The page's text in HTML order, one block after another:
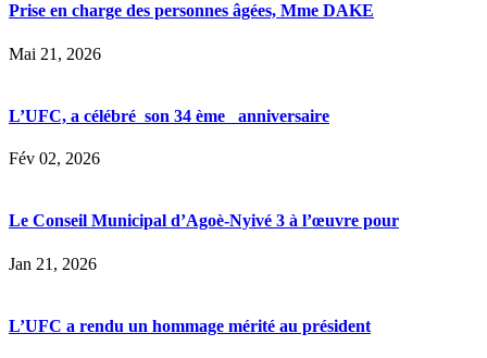
Prise en charge des personnes âgées, Mme DAKE
Mai 21, 2026
L’UFC, a célébré son 34 ème anniversaire
Fév 02, 2026
Le Conseil Municipal d’Agoè-Nyivé 3 à l’œuvre pour
Jan 21, 2026
L’UFC a rendu un hommage mérité au président